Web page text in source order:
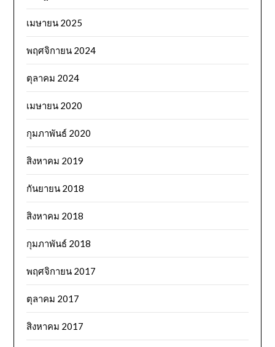
เมษายน 2025
พฤศจิกายน 2024
ตุลาคม 2024
เมษายน 2020
กุมภาพันธ์ 2020
สิงหาคม 2019
กันยายน 2018
สิงหาคม 2018
กุมภาพันธ์ 2018
พฤศจิกายน 2017
ตุลาคม 2017
สิงหาคม 2017